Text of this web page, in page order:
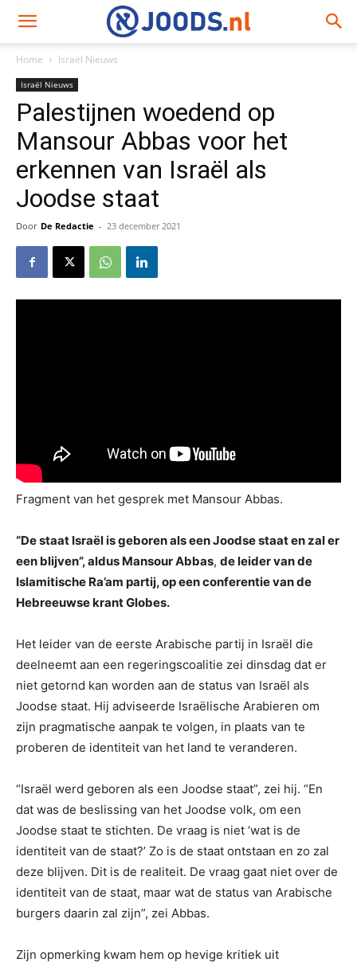
Home Israël Nieuws
Israël Nieuws
Palestijnen woedend op
Mansour Abbas voor het
erkennen van Israël als
Joodse staat
Door De Redactie - 23 december 2021
Fragment van het gesprek met Mansour Abbas.
“De staat Israël is geboren als een Joodse staat en zal er
een blijven”, aldus Mansour Abbas, de leider van de
Islamitische Ra’am partij, op een conferentie van de
Hebreeuwse krant Globes.
Het leider van de eerste Arabische partij in Israël die
deelneemt aan een regeringscoalitie zei dinsdag dat er
niet getornd kan worden aan de status van Israël als
Joodse staat. Hij adviseerde Israëlische Arabieren om
zijn pragmatische aanpak te volgen, in plaats van te
proberen de identiteit van het land te veranderen.
“Israël werd geboren als een Joodse staat”, zei hij. “En
dat was de beslissing van het Joodse volk, om een
Joodse staat te stichten. De vraag is niet ‘wat is de
identiteit van de staat?’ Zo is de staat ontstaan en zo zal
deze blijven. Dit is de realiteit. De vraag gaat niet over de
identiteit van de staat, maar wat de status van Arabische
burgers daarin zal zijn”, zei Abbas.
Zijn opmerking kwam hem op hevige kritiek uit